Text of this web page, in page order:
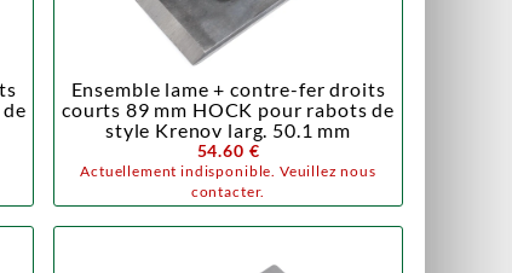
Ensemble lame + contre-fer droits
courts 89 mm HOCK pour rabots de
style Krenov larg. 50.1 mm
54.60 €
Actuellement indisponible. Veuillez nous
contacter.